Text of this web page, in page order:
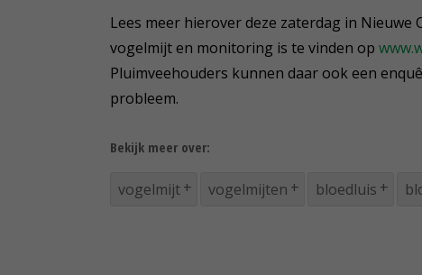
Lees meer hierover deze zaterdag in
vogelmijt en monitoring is te vinden op
Pluimveehouders kunnen daar ook een
probleem.
Bekijk meer over:
vogelmijt vogelmijten bloedluis